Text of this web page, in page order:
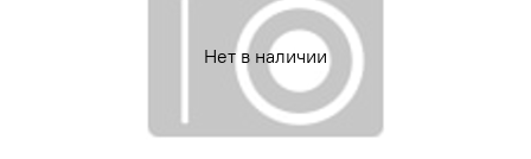
Нет в наличии